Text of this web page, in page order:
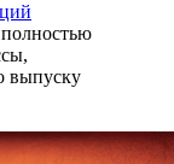
выпуску